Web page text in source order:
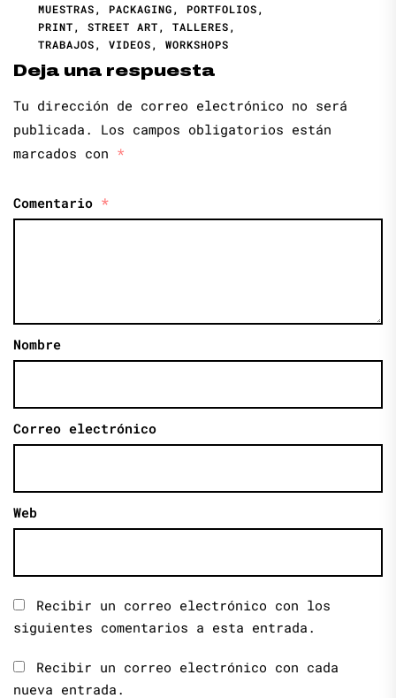
MUESTRAS, PACKAGING, PORTFOLIOS,
PRINT, STREET ART, TALLERES,
TRABAJOS, VIDEOS, WORKSHOPS
Deja una respuesta
Tu dirección de correo electrónico no será
publicada.
Los campos obligatorios están
marcados con *
Comentario *
Nombre
Correo electrónico
Web
Recibir un correo electrónico con los
siguientes comentarios a esta entrada.
Recibir un correo electrónico con cada
nueva entrada.